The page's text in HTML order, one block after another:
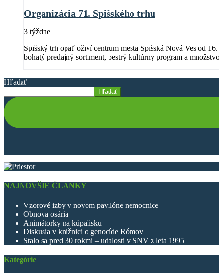
Organizácia 71. Spišského trhu
3 týždne
Spišský trh opäť oživí centrum mesta Spišská Nová Ves od
bohatý predajný sortiment, pestrý kultúrny program a
Hľadať
Hľadať
NAJNOVŠIE ČLÁNKY
Vzorové izby v novom pavilóne nemocnice
Obnova osária
Animátorky na kúpalisku
Diskusia v knižnici o genocíde Rómov
Stalo sa pred 30 rokmi – udalosti v SNV z leta 1995
Kategórie